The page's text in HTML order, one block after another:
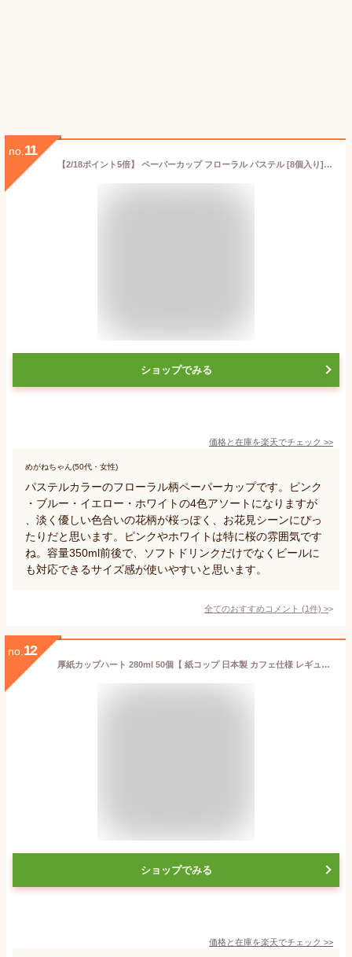
no. 11
【2/18ポイント5倍】 ペーパーカップ フローラル パステル [8個入り] 花柄 ピンク ブルー イエロー ホワイト パステルカラー 誕生日 バースデー パーティー 紙カップ 誕生日会 パーティー ウェディング 結婚式 ベビーシャワー 使い捨て 装飾 あす楽 [Ginger Ray]
ショップでみる
価格と在庫を楽天でチェック >>
めがねちゃん(50代・女性)
パステルカラーのフローラル柄ペーパーカップです。ピンク
・ブルー・イエロー・ホワイトの4色アソートになりますが
、淡く優しい色合いの花柄が桜っぽく、お花見シーンにぴっ
たりだと思います。ピンクやホワイトは特に桜の雰囲気です
ね。容量350ml前後で、ソフトドリンクだけでなくビールに
も対応できるサイズ感が使いやすいと思います。
全てのおすすめコメント (1件) >
no. 12
厚紙カップハート 280ml 50個【 紙コップ 日本製 カフェ仕様 レギュラーサイズ 丈夫 テイクアウト おしゃれ 安全品質 AC2850HT 】
ショップでみる
価格と在庫を楽天でチェック >>